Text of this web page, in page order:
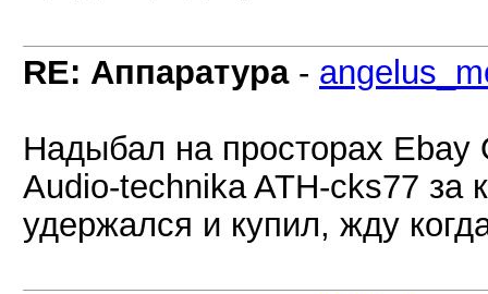
RE: Аппаратура-
Надыбал на просторах
Audio-technika ATH-cks77
удержался и купил, жду